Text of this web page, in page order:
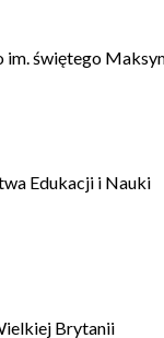
świętego
Edukacji i Nauki
Brytanii